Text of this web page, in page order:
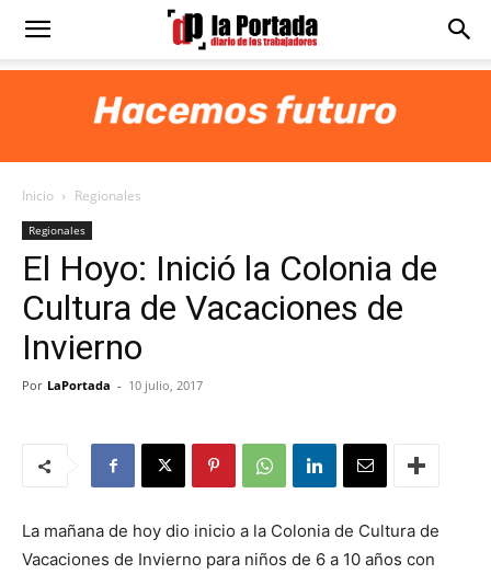
Diario
Portada
Inicio Regionales
Regionales
El Hoyo: Inició la Colonia de
Cultura de Vacaciones de
Invierno
Por LaPortada - 10 julio, 2017
La mañana de hoy dio inicio a la Colonia de Cultura de
Vacaciones de Invierno para niños de 6 a 10 años con